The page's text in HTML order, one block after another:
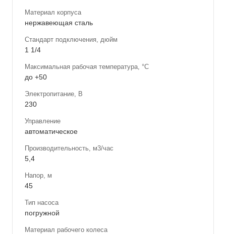
Материал корпуса
нержавеющая сталь
Стандарт подключения, дюйм
1 1/4
Максимальная рабочая температура, °С
до +50
Электропитание, В
230
Управление
автоматическое
Производительность, м3/час
5,4
Напор, м
45
Тип насоса
погружной
Материал рабочего колеса